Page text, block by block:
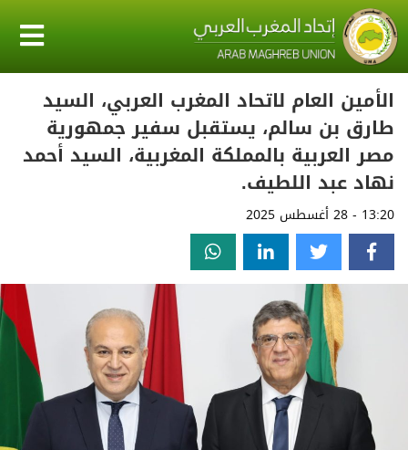
الأمين العام لاتحاد المغرب العربي، السيد
طارق بن سالم، يستقبل سفير جمهورية
مصر العربية بالمملكة المغربية، السيد أحمد
نهاد عبد اللطيف.
13:20 - 28 أغسطس 2025